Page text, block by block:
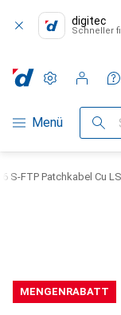
digitec
Schneller
Navigation nach
Menü Suche
Einstellungen
Kundenkonto
Vergleichslisten
Merklisten
Warenkorb
S-FTP Patchkabel Cu
MENGENRABATT